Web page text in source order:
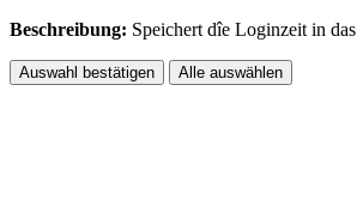
Beschreibung: Speichert dîe Loginzeit in
Auswahl bestätigen Alle auswählen